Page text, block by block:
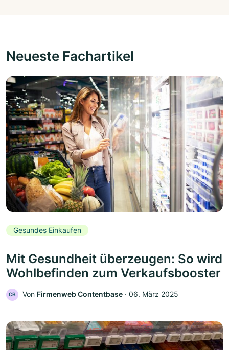
Neueste Fachartikel
Gesundes Einkaufen
Mit Gesundheit überzeugen: So wird
Wohlbefinden zum Verkaufsbooster
CB Von Firmenweb Contentbase ‧ 06. März 2025